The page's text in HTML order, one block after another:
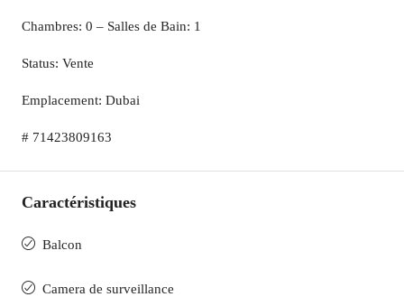
Chambres: 0 – Salles de Bain: 1
Status: Vente
Emplacement: Dubai
# 71423809163
Caractéristiques
Balcon
Camera de surveillance